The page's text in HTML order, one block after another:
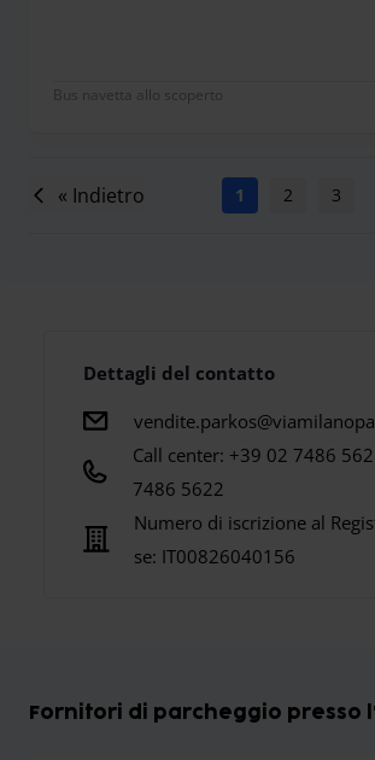
Bus navetta allo scoperto
« Indietro 1 2 3
Dettagli del contatto
Call center: +39 02 7486
7486 5622
Numero di iscrizione al
se: IT00826040156
Fornitori di parcheggio presso